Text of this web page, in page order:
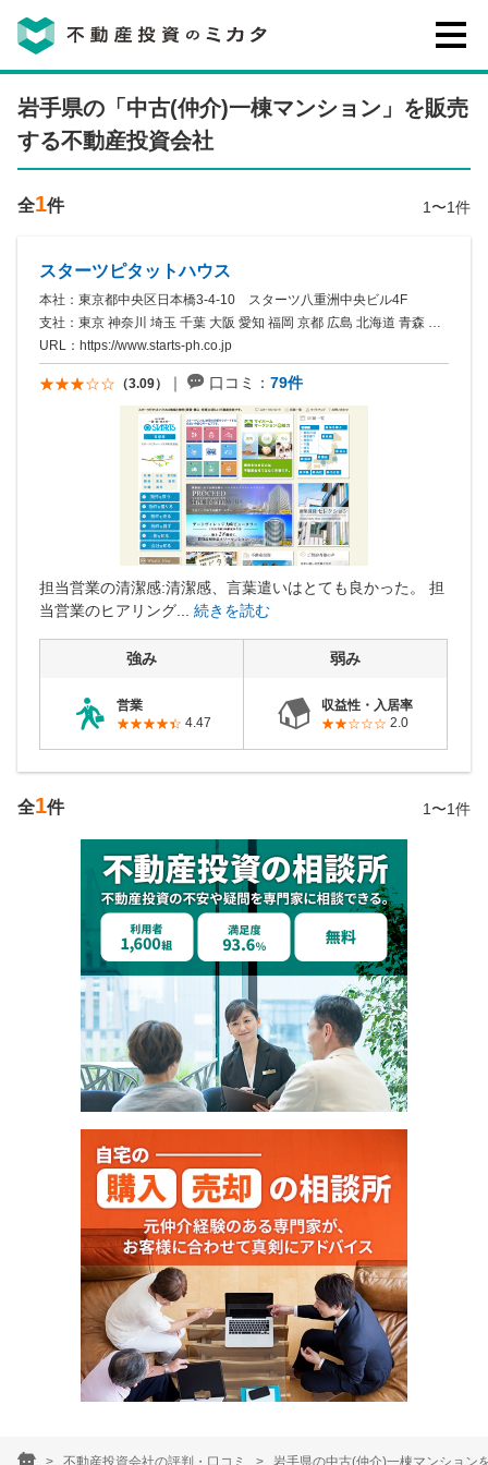
不動産投資のミカタとは
講座・セミナー
お客様の声
ご質問・ご予約 0120-146-460
営業時間：10:00〜19:00(土日祝も営業中) 定休日：水
岩手県の「中古(仲介)一棟マンション」を販売
する不動産投資会社
全1件 1〜1件
スターツピタットハウス
本社：東京都中央区日本橋3-4-10 スターツ八重洲中央ビル4F
支社：東京 神奈川 埼玉 千葉 大阪 愛知 福岡 京都 広島 北海道 青森 岩手 宮城 秋田 山形 福島 茨城 栃木 群馬 ...
URL： https://www.starts-ph.co.jp
（3.09） 口コミ： 79件
担当営業の清潔感:清潔感、言葉遣いはとても良かった。 担
当営業のヒアリング... 続きを読む
強み
営業
4.47
弱み
収益性・入居率
2.0
全1件 1〜1件
不動産投資会社の評判・口コミ 岩手県の中古(仲介)一棟マンション